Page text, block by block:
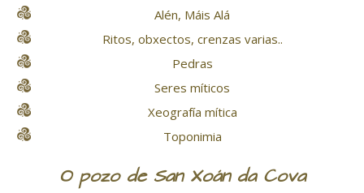
Alén, Máis Alá
Ritos, obxectos, crenzas varias..
Pedras
Seres míticos
Xeografía mítica
Toponimia
O pozo de San Xoán da Cova